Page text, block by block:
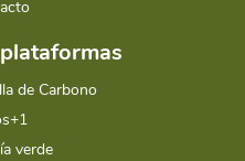
de Carbono
verde